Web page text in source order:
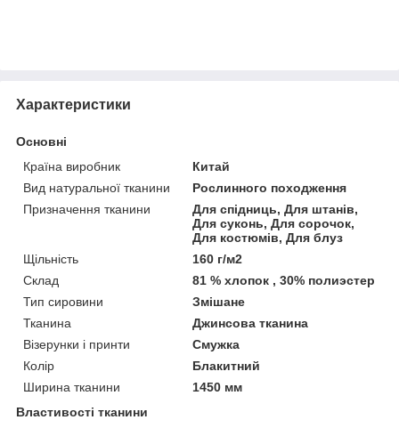
Характеристики
Основні
Країна виробник
Китай
Вид натуральної тканини
Рослинного походження
Призначення тканини
Для спідниць, Для штанів,
Для суконь, Для сорочок,
Для костюмів, Для блуз
Щільність
160 г/м2
Склад
81 % хлопок , 30% полиэстер
Тип сировини
Змішане
Тканина
Джинсова тканина
Візерунки і принти
Смужка
Колір
Блакитний
Ширина тканини
1450 мм
Властивості тканини